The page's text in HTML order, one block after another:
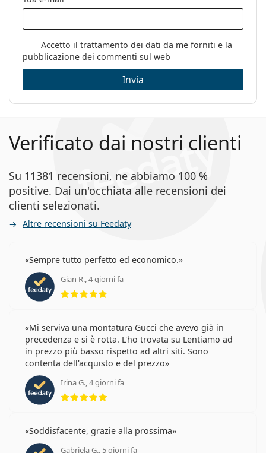
Accetto iltrattamento dei dati da me forniti e la
pubblicazione dei commenti sul web
Invia
Verificato dai nostri clienti
Su 11381 recensioni, ne abbiamo 100 %
positive. Dai un'occhiata alle recensioni dei
clienti selezionati.
Altre recensioni su Feedaty
Sempre tutto perfetto ed economico.
Gian R., 4 giorni fa
Mi serviva una montatura Gucci che avevo già in
precedenza e si è rotta. L'ho trovata su Lentiamo ad
in prezzo più basso rispetto ad altri siti. Sono
contenta dell'acquisto e del prezzo
Irina G., 4 giorni fa
Soddisfacente, grazie alla prossima
Gabriela G., 5 giorni fa